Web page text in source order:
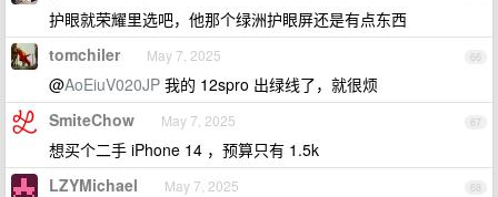
护眼就荣耀里选吧，他那个绿洲护眼屏还是有点东西
66
tomchiler May 7, 2025
@AoEiuV020JP 我的 12spro 出绿线了，就很烦
67
SmiteChow May 7, 2025
想买个二手 iPhone 14 ，预算只有 1.5k
68
LZYMichael May 7, 2025